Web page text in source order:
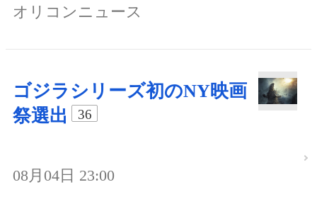
オリコンニュース
ゴジラシリーズ初のNY映画
祭選出
36
08月04日 23:00